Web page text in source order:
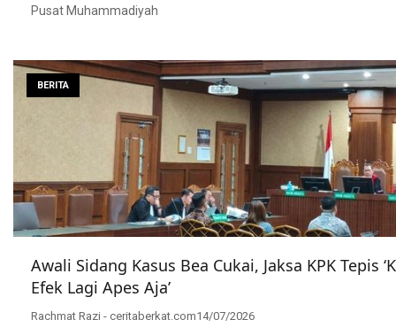
Pusat Muhammadiyah
BERITA
Awali Sidang Kasus Bea Cukai, Jaksa KPK Tepis
Efek Lagi Apes Aja’
Rachmat Razi - ceritaberkat.com14/07/2026